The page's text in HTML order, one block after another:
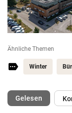
Ähnliche Themen
Winter
Gelesen